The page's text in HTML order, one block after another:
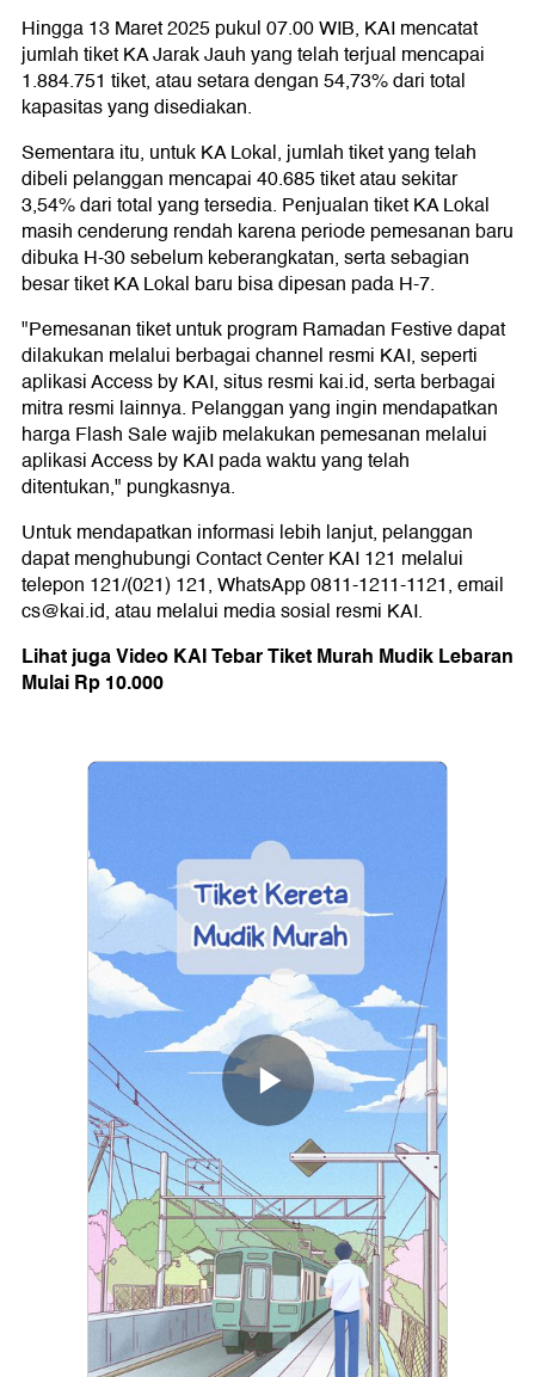
Hingga 13 Maret 2025 pukul 07.00 WIB, KAI mencatat
jumlah tiket KA Jarak Jauh yang telah terjual mencapai
1.884.751 tiket, atau setara dengan 54,73% dari total
kapasitas yang disediakan.
Sementara itu, untuk KA Lokal, jumlah tiket yang telah
dibeli pelanggan mencapai 40.685 tiket atau sekitar
3,54% dari total yang tersedia. Penjualan tiket KA Lokal
masih cenderung rendah karena periode pemesanan baru
dibuka H-30 sebelum keberangkatan, serta sebagian
besar tiket KA Lokal baru bisa dipesan pada H-7.
"Pemesanan tiket untuk program Ramadan Festive dapat
dilakukan melalui berbagai channel resmi KAI, seperti
aplikasi Access by KAI, situs resmi kai.id, serta berbagai
mitra resmi lainnya. Pelanggan yang ingin mendapatkan
harga Flash Sale wajib melakukan pemesanan melalui
aplikasi Access by KAI pada waktu yang telah
ditentukan," pungkasnya.
Untuk mendapatkan informasi lebih lanjut, pelanggan
dapat menghubungi Contact Center KAI 121 melalui
telepon 121/(021) 121, WhatsApp 0811-1211-1121, email
cs@kai.id, atau melalui media sosial resmi KAI.
Lihat juga Video KAI Tebar Tiket Murah Mudik Lebaran
Mulai Rp 10.000